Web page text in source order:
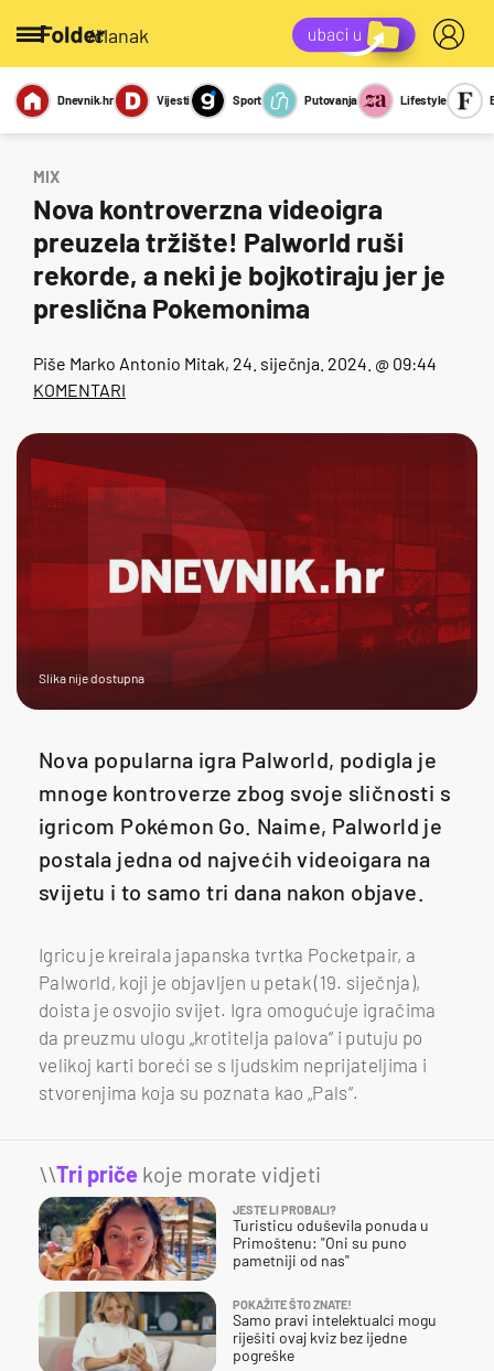
/članak
Miks Kviz
Report
Sexy
Dnevnik.hr Vijesti Sport Putovanja Lifestyle
MIX
Nova kontroverzna videoigra
preuzela tržište! Palworld ruši
rekorde, a neki je bojkotiraju jer je
preslična Pokemonima
Piše Marko Antonio Mitak, 24. siječnja. 2024. @ 09:44
KOMENTARI
Slika nije dostupna
Nova popularna igra Palworld, podigla je
mnoge kontroverze zbog svoje sličnosti s
igricom Pokémon Go. Naime, Palworld je
postala jedna od najvećih videoigara na
svijetu i to samo tri dana nakon objave.
Igricu je kreirala japanska tvrtka Pocketpair, a
Palworld, koji je objavljen u petak (19. siječnja),
doista je osvojio svijet. Igra omogućuje igračima
da preuzmu ulogu „krotitelja palova“ i putuju po
velikoj karti boreći se s ljudskim neprijateljima i
stvorenjima koja su poznata kao „Pals“.
\\Tri priče koje morate vidjeti
JESTE LI PROBALI?
Turisticu oduševila ponuda u
Primoštenu: "Oni su puno
pametniji od nas"
POKAŽITE ŠTO ZNATE!
Samo pravi intelektualci mogu
riješiti ovaj kviz bez ijedne
pogreške